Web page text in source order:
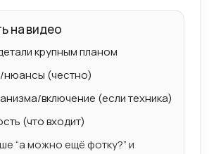
на видео
крупным планом
(честно)
включение (если техника)
(что входит)
“а можно ещё фотку?” и